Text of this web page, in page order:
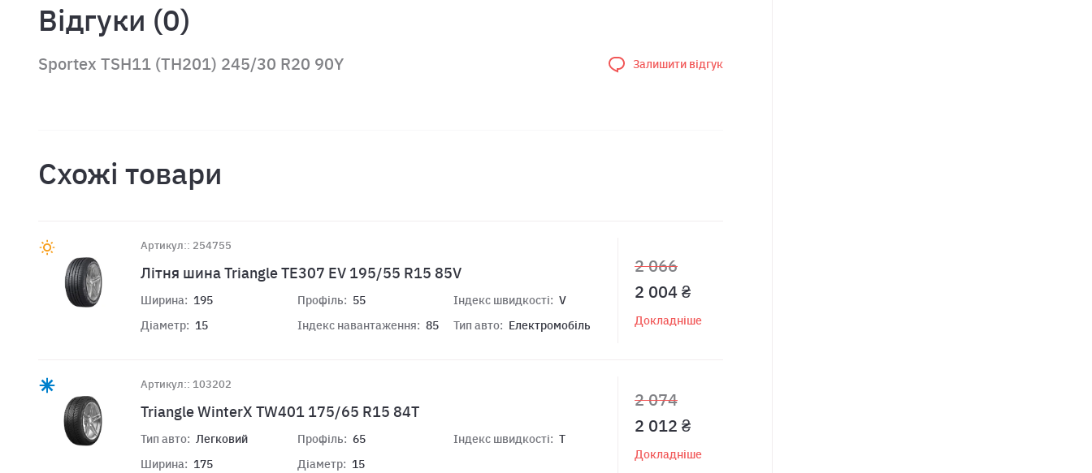
Відгуки (0)
Sportex TSH11 (TH201) 245/30 R20 90Y Залишити відгук
Схожі товари
Артикул:: 254755
Лiтня шина Triangle TE307 EV 195/55 R15 85V
Ширина: 195
Діаметр: 15
Профіль: 55
Індекс навантаження: 85
Індекс швидкості: V
Тип авто: Електромобіль
2 066
2 004 ₴
Докладніше
Артикул:: 103202
Triangle WinterX TW401 175/65 R15 84T
Тип авто: Легковий
Ширина: 175
Профіль: 65
Діаметр: 15
Індекс швидкості: T
2 074
2 012 ₴
Докладніше